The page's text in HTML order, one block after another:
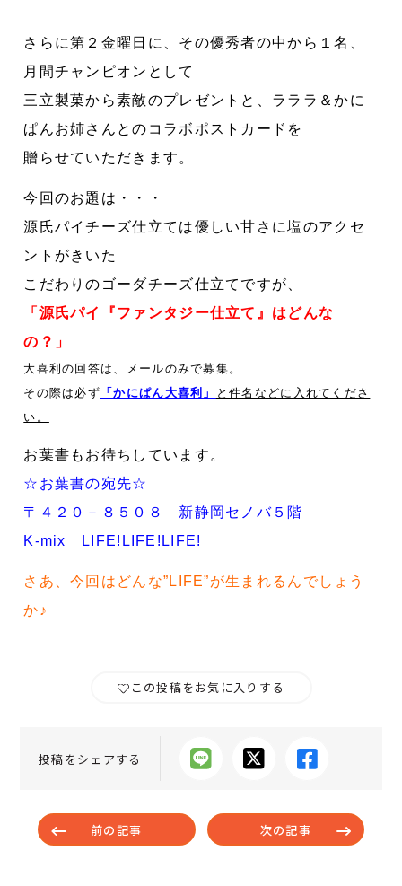
さらに第２金曜日に、その優秀者の中から１名、
月間チャンピオンとして
三立製菓から素敵のプレゼントと、ラララ＆かに
ぱんお姉さんとのコラボポストカードを
贈らせていただきます。
今回のお題は・・・
源氏パイチーズ仕立ては優しい甘さに塩のアクセ
ントがきいた
こだわりのゴーダチーズ仕立てですが、
「源氏パイ『ファンタジー仕立て』はどんな
の？」
大喜利の回答は、メールのみで募集。
その際は必ず 「かにぱん大喜利」
と件名などに入れてくださ
い。
お葉書もお待ちしています。
☆お葉書の宛先☆
〒４２０－８５０８ 新静岡セノバ５階
K-mix LIFE!LIFE!LIFE!
さあ、今回はどんな”LIFE”が生まれるんでしょう
か♪
この投稿をお気に入りする
投稿をシェアする
前の記事 次の記事